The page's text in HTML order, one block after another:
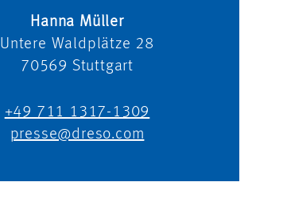
Hanna Müller
Untere Waldplätze 28
70569 Stuttgart
+49 711 1317-1309
presse@dreso.com